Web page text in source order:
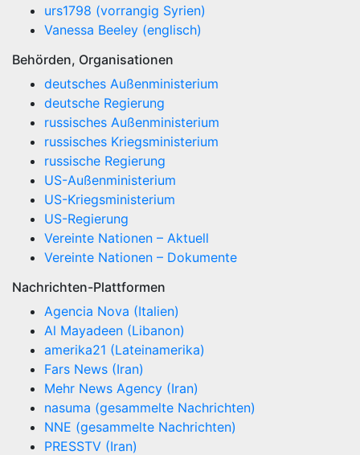
urs1798 (vorrangig Syrien)
Vanessa Beeley (englisch)
Behörden, Organisationen
deutsches Außenministerium
deutsche Regierung
russisches Außenministerium
russisches Kriegsministerium
russische Regierung
US-Außenministerium
US-Kriegsministerium
US-Regierung
Vereinte Nationen – Aktuell
Vereinte Nationen – Dokumente
Nachrichten-Plattformen
Agencia Nova (Italien)
Al Mayadeen (Libanon)
amerika21 (Lateinamerika)
Fars News (Iran)
Mehr News Agency (Iran)
nasuma (gesammelte Nachrichten)
NNE (gesammelte Nachrichten)
PRESSTV (Iran)